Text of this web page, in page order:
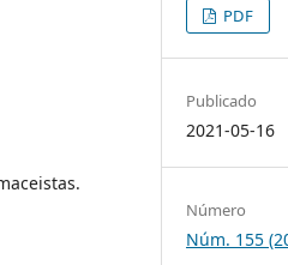
PDF
Publicado
2021-05-16
Número
Núm. 155